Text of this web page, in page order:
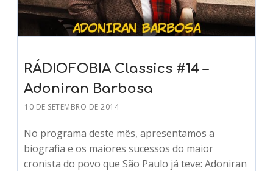
RÁDIOFOBIA Classics #14 –
Adoniran Barbosa
10 DE SETEMBRO DE 2014
No programa deste mês, apresentamos a
biografia e os maiores sucessos do maior
cronista do povo que São Paulo já teve: Adoniran